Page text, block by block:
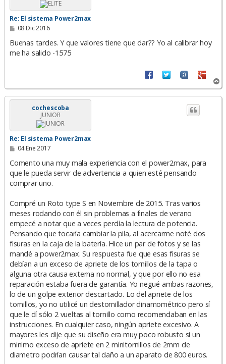
Re: El sistema Power2max
M
n
a
08 Dic 2016
Buenas tardes. Y que valores tiene que dar?? Yo al calibrar hoy
me ha salido -1575
r
r
cochescoba
JUNIOR
Re: El sistema Power2max
M
n
a
j
04 Ene 2017
Comento una muy mala experiencia con el power2max, para
que le pueda servir de advertencia a quien esté pensando
comprar uno.
Compré un Roto type S en Noviembre de 2015. Tras varios
meses rodando con él sin problemas a finales de verano
empecé a notar que a veces perdía la lectura de potencia.
Pensando que tocaría cambiar la pila, al acercarme noté dos
fisuras en la caja de la batería. Hice un par de fotos y se las
mandé a power2max. Su respuesta fue que esas fisuras se
debían a un exceso de apriete de los tornillos de la tapa o
alguna otra causa externa no normal, y que por ello no esa
reparación estaba fuera de garantía. Yo negué ambas razones,
lo de un golpe exterior descartado. Lo del apriete de los
tornillos, yo no utilicé un destornillador dinamométrico pero sí
que le dí sólo 2 vueltas al tornillo como recomendaban en las
instrucciones. En cualquier caso, ningún apriete excesivo. A
mayores les dije que su diseño era muy poco robusto si un
minimo exceso de apriete en 2 minitornillos de 2mm de
diametro podrían causar tal daño a un aparato de 800 euros.